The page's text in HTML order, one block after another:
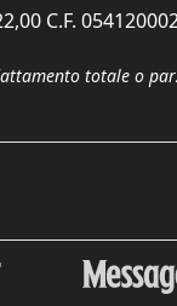
C.F.
totale o